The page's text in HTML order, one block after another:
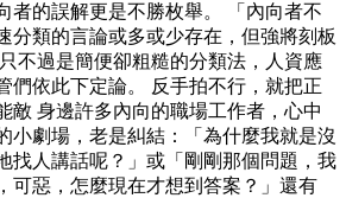
者的誤解更是不勝枚舉。 「內向者不
分類的言論或多或少存在，但強將刻板
不過是簡便卻粗糙的分類法，人資應
們依此下定論。 反手拍不行，就把正
敵 身邊許多內向的職場工作者，心中
小劇場，老是糾結：「為什麼我就是沒
找人講話呢？」或「剛剛那個問題，我
可惡，怎麼現在才想到答案？」還有